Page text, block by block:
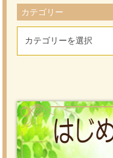
カテゴリー